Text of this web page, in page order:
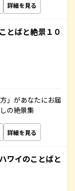
詳細を見る
とばと絶景１０
」があなたにお届
の絶景集
詳細を見る
ワイのことばと